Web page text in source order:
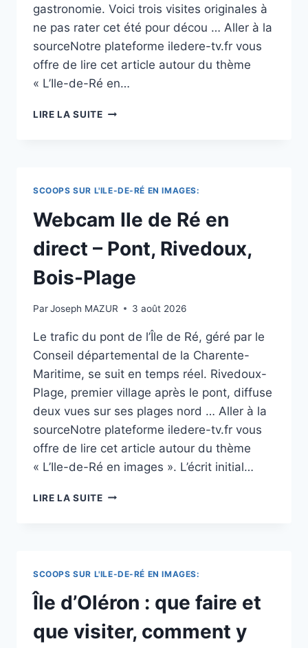
gastronomie. Voici trois visites originales à
ne pas rater cet été pour décou … Aller à la
sourceNotre plateforme iledere-tv.fr vous
offre de lire cet article autour du thème
« L’Ile-de-Ré en…
LIRE LA SUITEÎLE
VISITES
INCONTOURNABLES
POUR
DÉCOUVRIR
GASTRONOMIE
PENDANT
VACANCES
SCOOPS SUR L'ILE-DE-RÉ EN IMAGES:
Webcam Ile de Ré en
direct – Pont, Rivedoux,
Bois-Plage
ParJoseph MAZUR 3 août 2026
Le trafic du pont de l’Île de Ré, géré par le
Conseil départemental de la Charente-
Maritime, se suit en temps réel. Rivedoux-
Plage, premier village après le pont, diffuse
deux vues sur ses plages nord … Aller à la
sourceNotre plateforme iledere-tv.fr vous
offre de lire cet article autour du thème
« L’Ile-de-Ré en images ». L’écrit initial…
LIRE LA SUITEWEBCAM
–
PONT,
RIVEDOUX,
BOIS-
PLAGE
SCOOPS SUR L'ILE-DE-RÉ EN IMAGES:
Île d’Oléron : que faire et
que visiter, comment y